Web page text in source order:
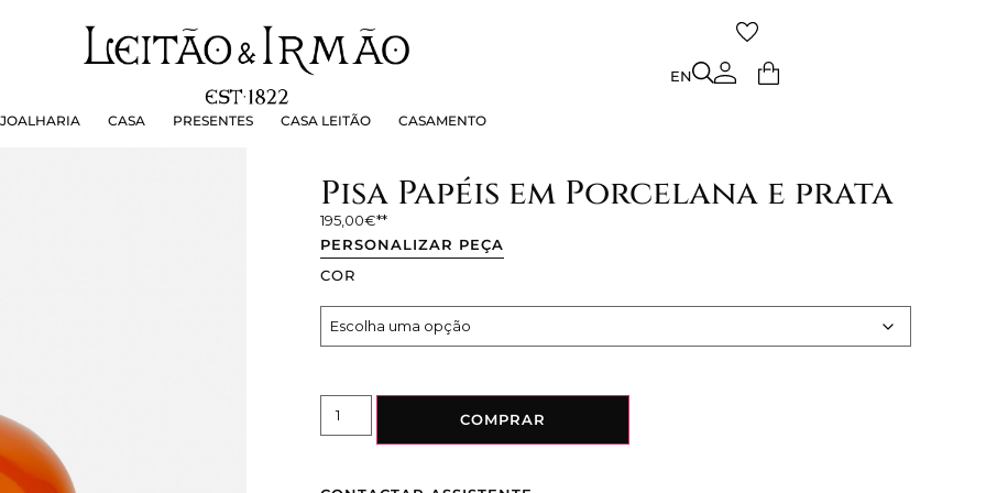
JOALHARIA CASA PRESENTES CASA LEITÃO CASAMENTO
EN
PRESENTES CASA LEITÃO
Pisa Papéis em Porcelana e prata
195,00€
PERSONALIZAR PEÇA
COR
COMPRAR